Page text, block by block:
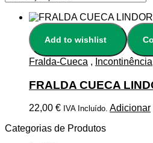
Add to wishlist
Fralda-Cueca , Incontinência
FRALDA CUECA
22,00 € IVA Incluído. Adicionar
Categorias de Produtos